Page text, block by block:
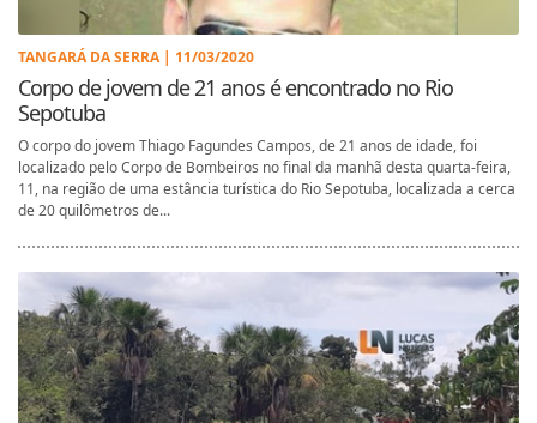
TANGARÁ DA SERRA | 11/03/2020
Corpo de jovem de 21 anos é encontrado no Rio
Sepotuba
O corpo do jovem Thiago Fagundes Campos, de 21 anos de idade, foi
localizado pelo Corpo de Bombeiros no final da manhã desta quarta-feira,
11, na região de uma estância turística do Rio Sepotuba, localizada a cerca
de 20 quilômetros de...